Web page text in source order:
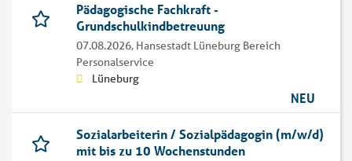
Pädagogische Fachkraft -
Grundschulkindbetreuung
07.08.2026, Hansestadt Lüneburg Bereich
Personalservice
Lüneburg
NEU
Sozialarbeiterin / Sozialpädagogin (m/w/d)
mit bis zu 10 Wochenstunden